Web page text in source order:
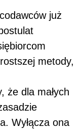
już
metody,
że dla małych
Wyłącza ona